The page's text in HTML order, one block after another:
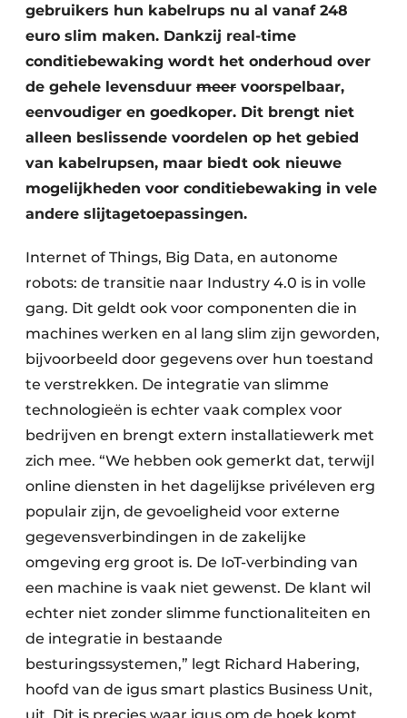
gebruikers hun kabelrups nu al vanaf 248
euro slim maken. Dankzij real-time
conditiebewaking wordt het onderhoud over
de gehele levensduur meer voorspelbaar,
eenvoudiger en goedkoper. Dit brengt niet
alleen beslissende voordelen op het gebied
van kabelrupsen, maar biedt ook nieuwe
mogelijkheden voor conditiebewaking in vele
andere slijtagetoepassingen.
Internet of Things, Big Data, en autonome
robots: de transitie naar Industry 4.0 is in volle
gang. Dit geldt ook voor componenten die in
machines werken en al lang slim zijn geworden,
bijvoorbeeld door gegevens over hun toestand
te verstrekken. De integratie van slimme
technologieën is echter vaak complex voor
bedrijven en brengt extern installatiewerk met
zich mee. “We hebben ook gemerkt dat, terwijl
online diensten in het dagelijkse privéleven erg
populair zijn, de gevoeligheid voor externe
gegevensverbindingen in de zakelijke
omgeving erg groot is. De IoT-verbinding van
een machine is vaak niet gewenst. De klant wil
echter niet zonder slimme functionaliteiten en
de integratie in bestaande
besturingssystemen,” legt Richard Habering,
hoofd van de igus smart plastics Business Unit,